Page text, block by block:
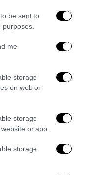
be sent to
me
storage
on web or
storage
or app.
storage
svelato le zone
organizzazioni non
e delle false flag
canaglia. Con Altaforte
sull’epidemia che ha
"Emergenza
contano".
di Mantova ha aperto